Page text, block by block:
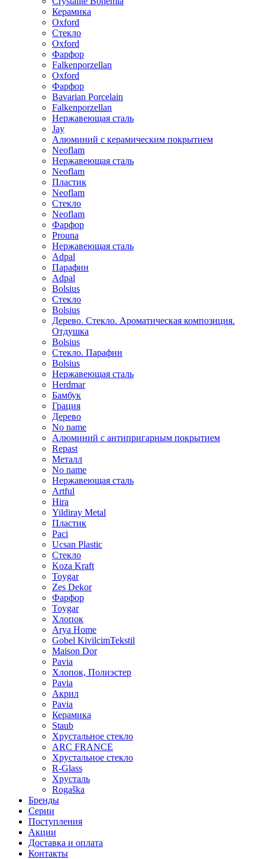
Керамика
Oxford
Стекло
Oxford
Фарфор
Falkenporzellan
Oxford
Фарфор
Bavarian Porcelain
Falkenporzellan
Нержавеющая сталь
Jay
Алюминий с керамическим покрытием
Neoflam
Нержавеющая сталь
Neoflam
Пластик
Neoflam
Стекло
Neoflam
Фарфор
Prouna
Нержавеющая сталь
Adpal
Парафин
Adpal
Bolsius
Стекло
Bolsius
Дерево. Стекло. Ароматическая композиция.
Отдушка
Bolsius
Стекло. Парафин
Bolsius
Нержавеющая сталь
Herdmar
Бамбук
Грация
Дерево
No name
Алюминий с антипригарным покрытием
Repast
Металл
No name
Нержавеющая сталь
Artful
Hira
Yildiray Metal
Пластик
Paci
Ucsan Plastic
Стекло
Koza Kraft
Toygar
Zes Dekor
Фарфор
Toygar
Хлопок
Arya Home
Gobel KivilcimTekstil
Maison Dor
Pavia
Хлопок, Полиэстер
Pavia
Акрил
Pavia
Керамика
Staub
Хрустальное стекло
ARC FRANCE
Хрустальное стекло
R-Glass
Хрусталь
Rogaška
Бренды
Серии
Поступления
Акции
Доставка и оплата
Контакты